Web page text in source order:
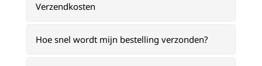
Verzendkosten
Hoe snel wordt mijn bestelling verzonden?